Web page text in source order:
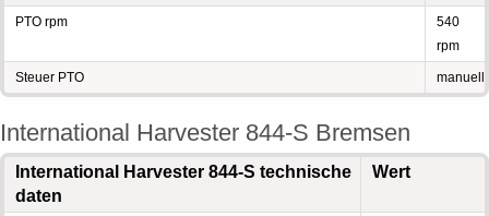
PTO rpm
540
rpm
Steuer PTO manuell
International Harvester 844-S Bremsen
International Harvester 844-S technische
daten
Wert